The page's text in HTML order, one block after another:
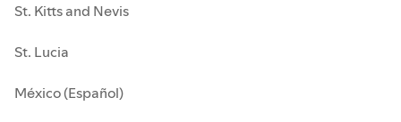
St. Kitts and Nevis
St. Lucia
México (Español)